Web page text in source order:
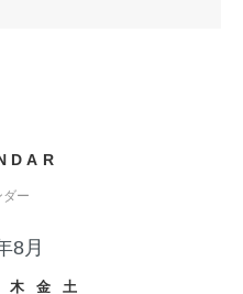
ダー
8月
木 金 土